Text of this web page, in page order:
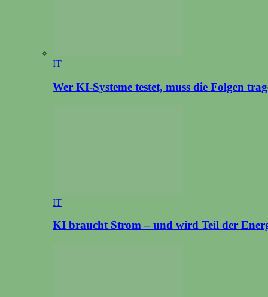
IT
Wer KI-Systeme testet, muss die Folgen
IT
KI braucht Strom – und wird Teil der